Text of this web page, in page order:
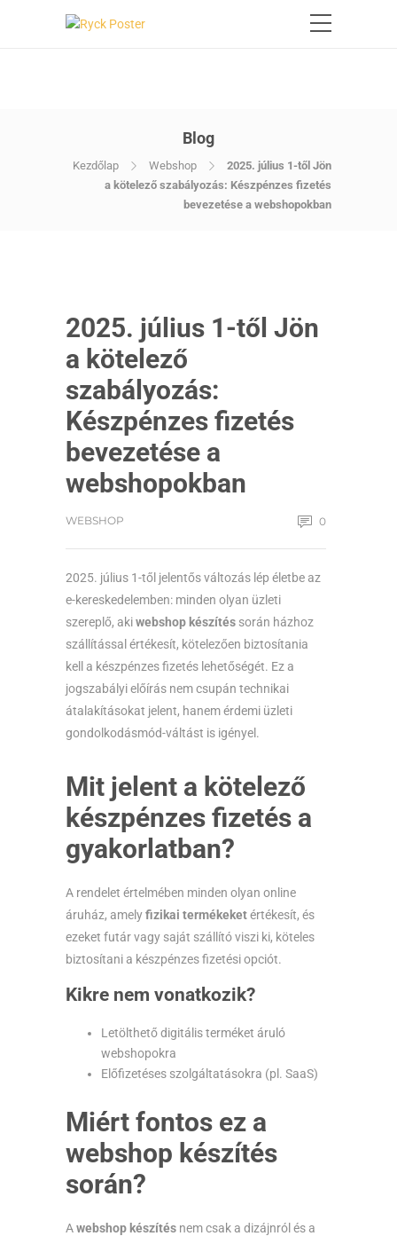
Blog
Kezdőlap Webshop
2025. július 1-től Jön
a kötelező szabályozás: Készpénzes fizetés
bevezetése a webshopokban
2025. július 1-től Jön
a kötelező
szabályozás:
Készpénzes fizetés
bevezetése a
webshopokban
WEBSHOP 0
2025. július 1-től jelentős változás lép életbe az
e-kereskedelemben: minden olyan üzleti
szereplő, akiwebshop készítés során házhoz
szállítással értékesít, kötelezően biztosítania
kell a készpénzes fizetés lehetőségét. Ez a
jogszabályi előírás nem csupán technikai
átalakításokat jelent, hanem érdemi üzleti
gondolkodásmód-váltást is igényel.
Mit jelent a kötelező
készpénzes fizetés a
gyakorlatban?
A rendelet értelmében minden olyan online
áruház, amelyfizikai termékeketértékesít, és
ezeket futár vagy saját szállító viszi ki, köteles
biztosítani a készpénzes fizetési opciót.
Kikre nem vonatkozik?
Letölthető digitális terméket áruló
webshopokra
Előfizetéses szolgáltatásokra (pl. SaaS)
Miért fontos ez a
webshop készítés
során?
Awebshop készítés nem csak a dizájnról és a